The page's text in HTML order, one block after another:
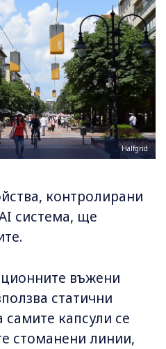
Halfgrid
контролирани
система, ще
въжени
статични
капсули се
стоманени линии,